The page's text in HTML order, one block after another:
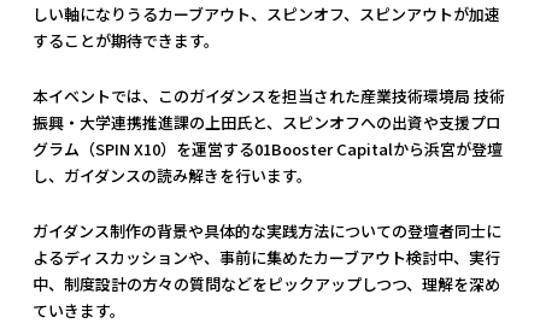
しい軸になりうるカーブアウト、スピンオフ、スピンアウトが加速
することが期待できます。
本イベントでは、このガイダンスを担当された産業技術環境局 技術
振興・大学連携推進課の上田氏と、スピンオフへの出資や支援プロ
グラム（SPIN X10）を運営する01Booster Capitalから浜宮が登壇
し、ガイダンスの読み解きを行います。
ガイダンス制作の背景や具体的な実践方法についての登壇者同士に
よるディスカッションや、事前に集めたカーブアウト検討中、実行
中、制度設計の方々の質問などをピックアップしつつ、理解を深め
ていきます。